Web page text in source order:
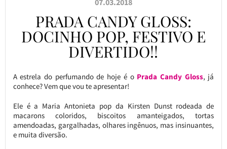
07.03.2018
PRADA CANDY GLOSS:
DOCINHO POP, FESTIVO E
DIVERTIDO!!
A estrela do perfumando de hoje é o Prada Candy Gloss, já
conhece? Vem que vou te apresentar!
Ele é a Maria Antonieta pop da Kirsten Dunst rodeada de
macarons coloridos, biscoitos amanteigados, tortas
amendoadas, gargalhadas, olhares ingênuos, mas insinuantes,
e muita diversão.